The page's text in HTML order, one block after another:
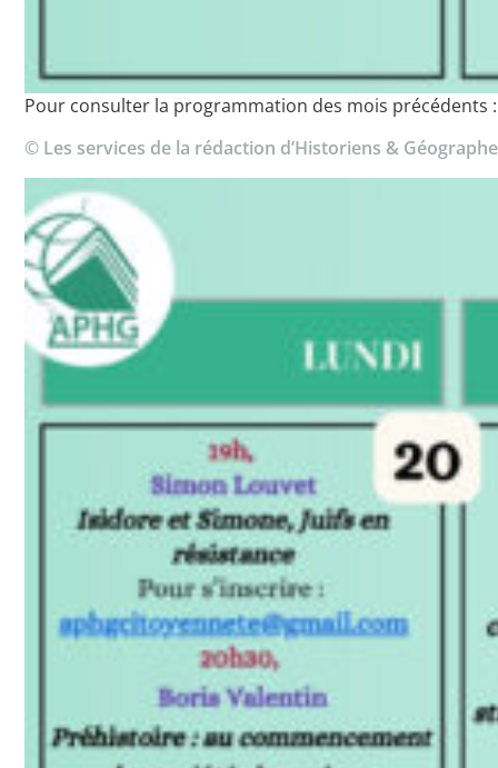
Pour consulter la programmation des mois précédents
© Les services de la rédaction d’Historiens &